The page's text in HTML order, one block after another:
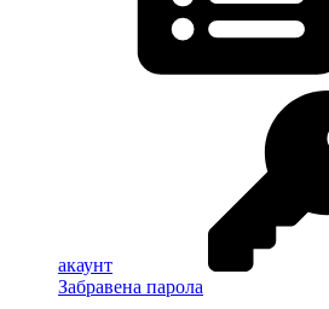
акаунт
Забравена парола